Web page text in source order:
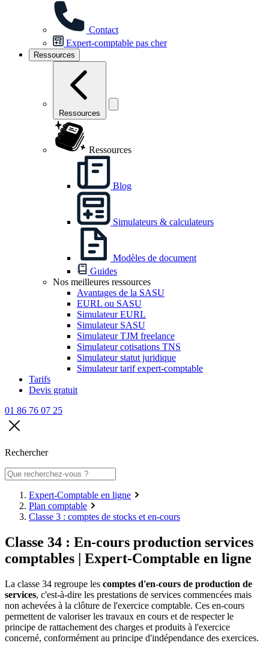
Contact
Expert-comptable pas cher
Ressources
Ressources
Ressources
Blog
Simulateurs & calculateurs
Modèles de document
Guides
Nos meilleures ressources
Avantages de la SASU
EURL ou SASU
Simulateur EURL
Simulateur SASU
Simulateur TJM freelance
Simulateur cotisations TNS
Simulateur statut juridique
Simulateur tarif expert-comptable
Tarifs
Devis gratuit
01 86 76 07 25
Rechercher
Expert-Comptable en ligne
Plan comptable
Classe 3 : comptes de stocks et en-cours
Classe 34 : En-cours production services
comptables | Expert-Comptable en ligne
La classe 34 regroupe les comptes d'en-cours de production de
services, c'est-à-dire les prestations de services commencées mais
non achevées à la clôture de l'exercice comptable. Ces en-cours
permettent de valoriser les travaux en cours et de respecter le
principe de rattachement des charges et produits à l'exercice
concerné, conformément au principe d'indépendance des exercices.